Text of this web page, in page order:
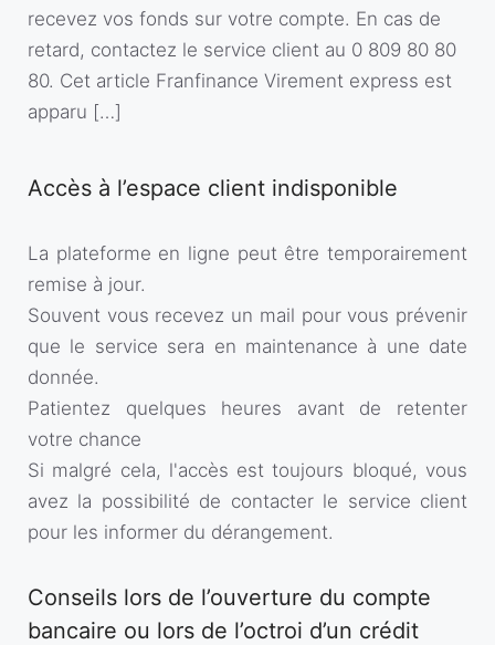
recevez vos fonds sur votre compte. En cas de
retard, contactez le service client au 0 809 80 80
80. Cet article Franfinance Virement express est
apparu […]
Accès à l’espace client indisponible
La plateforme en ligne peut être temporairement
remise à jour.
Souvent vous recevez un mail pour vous prévenir
que le service sera en maintenance à une date
donnée.
Patientez quelques heures avant de retenter
votre chance
Si malgré cela, l'accès est toujours bloqué, vous
avez la possibilité de contacter le service client
pour les informer du dérangement.
Conseils lors de l’ouverture du compte
bancaire ou lors de l’octroi d’un crédit